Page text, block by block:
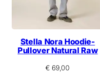
Stella Nora Hoodie-
Pullover Natural Raw
€ 69,00